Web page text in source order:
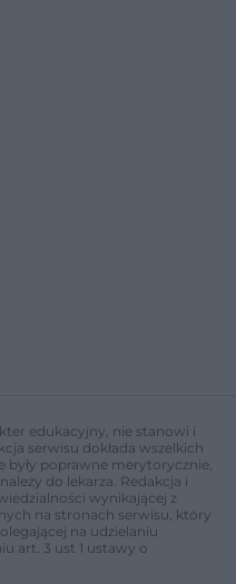
edukacyjny, nie stanowi i
serwisu dokłada wszelkich
poprawne merytorycznie,
do lekarza. Redakcja i
wynikającej z
na stronach serwisu, który
na udzielaniu
art. 3 ust 1 ustawy o